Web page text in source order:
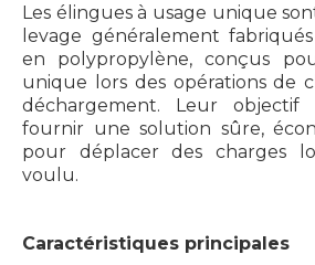
Les élingues à usage unique
levage généralement
en polypropylène, conçus
unique lors des opérations de
déchargement. Leur
fournir une solution sûre,
pour déplacer des charges
voulu.
Caractéristiques principales